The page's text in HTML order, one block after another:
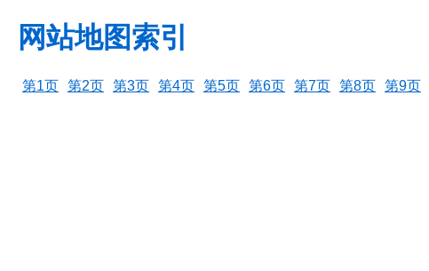
网站地图索引
第1页 第2页 第3页 第4页 第5页 第6页 第7页 第8页 第9页